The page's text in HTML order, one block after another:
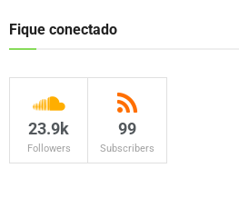
Fique conectado
23.9k
Followers
99
Subscribers